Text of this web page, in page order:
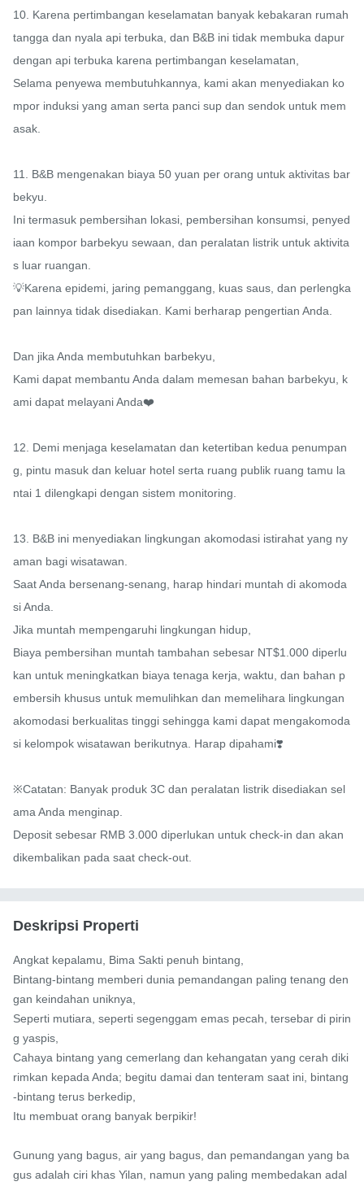
10. Karena pertimbangan keselamatan banyak kebakaran rumah
tangga dan nyala api terbuka, dan B&B ini tidak membuka dapur
dengan api terbuka karena pertimbangan keselamatan,
Selama penyewa membutuhkannya, kami akan menyediakan ko
mpor induksi yang aman serta panci sup dan sendok untuk mem
asak.
11. B&B mengenakan biaya 50 yuan per orang untuk aktivitas bar
bekyu.
Ini termasuk pembersihan lokasi, pembersihan konsumsi, penyed
iaan kompor barbekyu sewaan, dan peralatan listrik untuk aktivita
s luar ruangan.
💡Karena epidemi, jaring pemanggang, kuas saus, dan perlengka
pan lainnya tidak disediakan. Kami berharap pengertian Anda.
Dan jika Anda membutuhkan barbekyu,
Kami dapat membantu Anda dalam memesan bahan barbekyu, k
ami dapat melayani Anda❤️
12. Demi menjaga keselamatan dan ketertiban kedua penumpan
g, pintu masuk dan keluar hotel serta ruang publik ruang tamu la
ntai 1 dilengkapi dengan sistem monitoring.
13. B&B ini menyediakan lingkungan akomodasi istirahat yang ny
aman bagi wisatawan.
Saat Anda bersenang-senang, harap hindari muntah di akomoda
si Anda.
Jika muntah mempengaruhi lingkungan hidup,
Biaya pembersihan muntah tambahan sebesar NT$1.000 diperlu
kan untuk meningkatkan biaya tenaga kerja, waktu, dan bahan p
embersih khusus untuk memulihkan dan memelihara lingkungan
akomodasi berkualitas tinggi sehingga kami dapat mengakomoda
si kelompok wisatawan berikutnya. Harap dipahami❣️
※Catatan: Banyak produk 3C dan peralatan listrik disediakan sel
ama Anda menginap.
Deposit sebesar RMB 3.000 diperlukan untuk check-in dan akan
dikembalikan pada saat check-out.
Deskripsi Properti
Angkat kepalamu, Bima Sakti penuh bintang,
Bintang-bintang memberi dunia pemandangan paling tenang den
gan keindahan uniknya,
Seperti mutiara, seperti segenggam emas pecah, tersebar di pirin
g yaspis,
Cahaya bintang yang cemerlang dan kehangatan yang cerah diki
rimkan kepada Anda; begitu damai dan tenteram saat ini, bintang
-bintang terus berkedip,
Itu membuat orang banyak berpikir!
Gunung yang bagus, air yang bagus, dan pemandangan yang ba
gus adalah ciri khas Yilan, namun yang paling membedakan adal